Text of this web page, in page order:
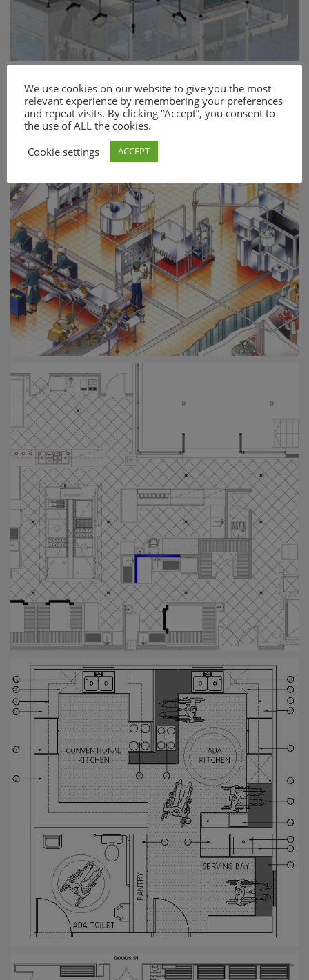
We use cookies on our website to give you the most
relevant experience by remembering your preferences
and repeat visits. By clicking “Accept”, you consent to
the use of ALL the cookies.
Cookie settings
ACCEPT